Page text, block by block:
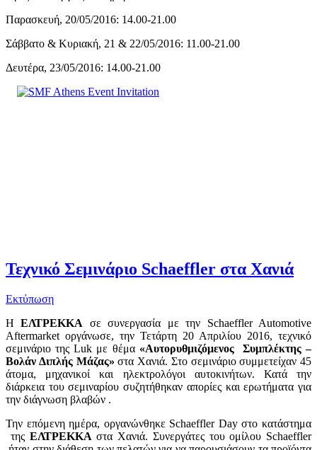
Παρασκευή, 20/05/2016: 14.00-21.00
Σάββατο & Κυριακή, 21 & 22/05/2016: 11.00-21.00
Δευτέρα, 23/05/2016: 14.00-21.00
Τεχνικό Σεμινάριο Schaeffler στα Χανιά
Εκτύπωση
HΕΛΤΡΕΚΚΑ σε συνεργασία με την Schaeffler Automotive
Aftermarket οργάνωσε, την Τετάρτη 20 Απριλίου 2016, τεχνικό
σεμινάριο της Luk με θέμα «Αυτορυθμιζόμενος Συμπλέκτης –
Βολάν Διπλής Μάζας» στα Χανιά. Στο σεμινάριο συμμετείχαν 45
άτομα, μηχανικοί και ηλεκτρολόγοι αυτοκινήτων. Κατά την
διάρκεια του σεμιναρίου συζητήθηκαν απορίες και ερωτήματα για
την διάγνωση βλαβών .
Την επόμενη ημέρα, οργανώνθηκε Schaeffler Day στο κατάστημα
της ΕΛΤΡΕΚΚΑ στα Χανιά. Συνεργάτες του ομίλου Schaeffler